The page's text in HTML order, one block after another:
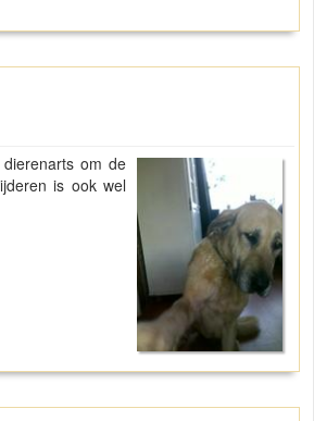
om de
is ook wel